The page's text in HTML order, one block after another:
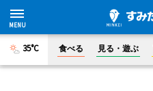
35°C 食べる 見る・遊ぶ